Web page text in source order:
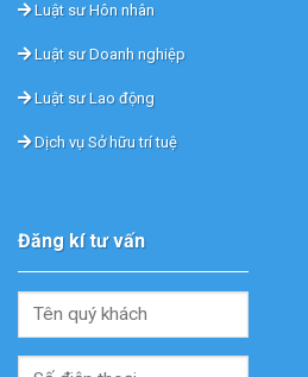
Luật sư Hôn nhân
Luật sư Doanh nghiệp
Luật sư Lao động
Dịch vụ Sở hữu trí tuệ
Đăng kí tư vấn